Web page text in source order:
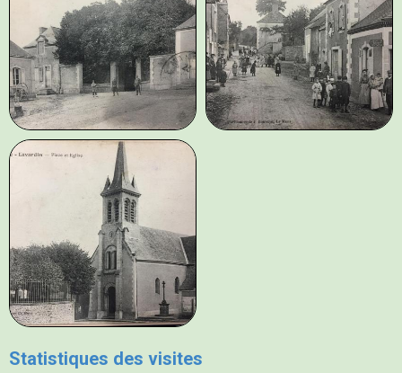
Statistiques des visites